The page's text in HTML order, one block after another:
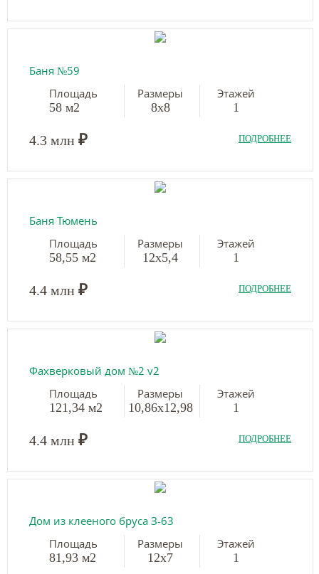
Баня №59
Площадь
58 м2
Размеры
8х8
Этажей
1
4.3 млн ₽ ПОДРОБНЕЕ
Баня Тюмень
Площадь
58,55 м2
Размеры
12х5,4
Этажей
1
4.4 млн ₽ ПОДРОБНЕЕ
Фахверковый дом №2 v2
Площадь
121,34 м2
Размеры
10,86х12,98
Этажей
1
4.4 млн ₽ ПОДРОБНЕЕ
Дом из клееного бруса З-63
Площадь
81,93 м2
Размеры
12х7
Этажей
1